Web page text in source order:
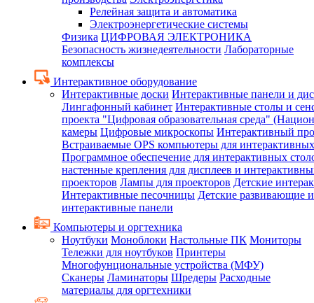
Релейная защита и автоматика
Электроэнергетические системы
Физика ЦИФРОВАЯ ЭЛЕКТРОНИКА
Безопасность жизнедеятельности Лабораторные
комплексы
Интерактивное оборудование
Интерактивные доски Интерактивные панели и
Лингафонный кабинет Интерактивные столы и
проекта "Цифровая образовательная среда"
камеры Цифровые микроскопы Интерактивный
Встраиваемые OPS компьютеры для
Программное обеспечение для интерактивных
настенные крепления для дисплеев и
проекторов Лампы для проекторов Детские
Интерактивные песочницы Детские развивающие
интерактивные панели
Компьютеры и оргтехника
Ноутбуки Моноблоки Настольные ПК Мониторы
Тележки для ноутбуков Принтеры
Многофунциональные устройства (МФУ)
Сканеры Ламинаторы Шредеры Расходные
материалы для оргтехники